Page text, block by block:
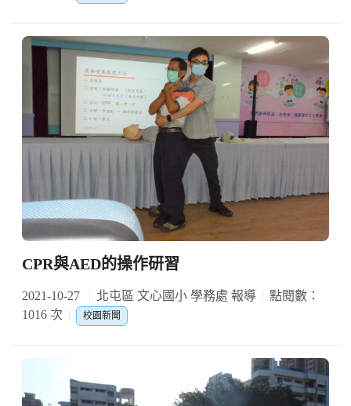
CPR與AED的操作研習
2021-10-27 北屯區 文心國小 學務處 報導
點閱數：
1016 次
校園新聞